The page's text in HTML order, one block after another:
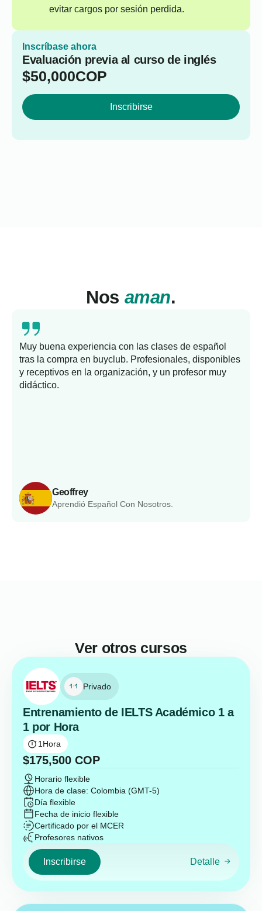
evitar cargos por sesión perdida.
Inscríbase ahora
Evaluación previa al curso de inglés
$50,000COP
Inscribirse
Nos aman.
Geoffrey
Aprendió Español Con Nosotros.
Muy buena experiencia con las clases de español
tras la compra en buyclub. Profesionales, disponibles
y receptivos en la organización, y un profesor muy
didáctico.
Ver otros cursos
Privado
Entrenamiento de IELTS Académico 1 a
1 por Hora
1 Hora
$175,500 COP
Horario flexible
Hora de clase: Colombia (GMT-5)
Día flexible
Fecha de inicio flexible
Certificado por el MCER
Profesores nativos
Inscribirse Detalle